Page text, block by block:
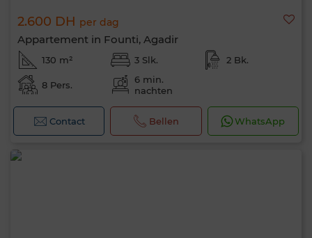
2.600 DH per dag
Appartement in Founti, Agadir
130 m² 3 Slk. 2 Bk.
8 Pers.
6 min.
nachten
Contact Bellen WhatsApp